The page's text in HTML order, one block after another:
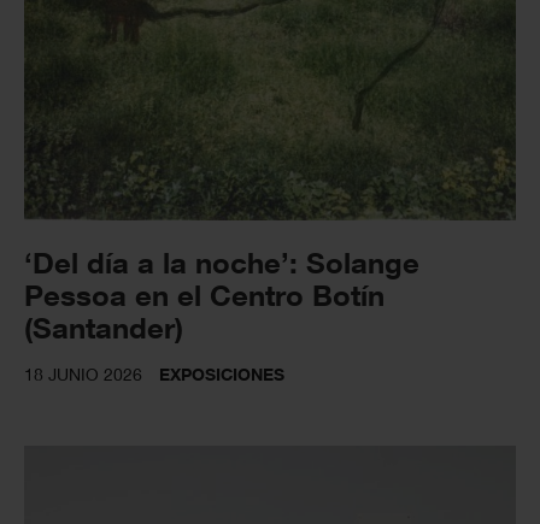
‘Del día a la noche’: Solange
Pessoa en el Centro Botín
(Santander)
18 JUNIO 2026 EXPOSICIONES